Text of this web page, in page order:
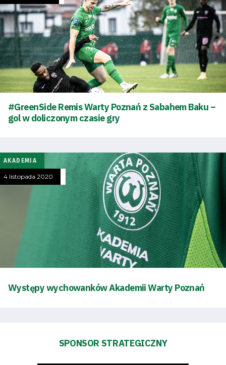
Tryb
oszczędności
energii
Dostępność
Tabela
terminarz
Bilety
#GreenSide Remis Warty Poznań z Sabahem Baku –
gol w doliczonym czasie gry
AKADEMIA
4 listopada 2020
Występy wychowanków Akademii Warty Poznań
SPONSOR STRATEGICZNY